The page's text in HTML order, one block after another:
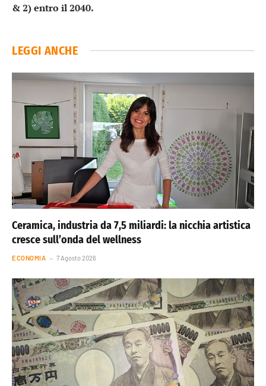
& 2) entro il 2040.
LEGGI ANCHE
Ceramica, industria da 7,5 miliardi: la nicchia artistica
cresce sull’onda del wellness
ECONOMIA 7 Agosto 2026